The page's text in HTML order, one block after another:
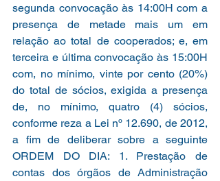
segunda convocação às 14:00H com a
presença de metade mais um em
relação ao total de cooperados; e, em
terceira e última convocação às 15:00H
com, no mínimo, vinte por cento (20%)
do total de sócios, exigida a presença
de, no mínimo, quatro (4) sócios,
conforme reza a Lei nº 12.690, de 2012,
a fim de deliberar sobre a seguinte
ORDEM DO DIA: 1. Prestação de
contas dos órgãos de Administração